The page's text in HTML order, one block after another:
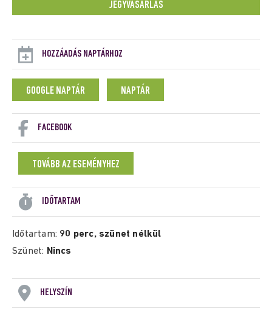
JEGYVÁSÁRLÁS
HOZZÁADÁS NAPTÁRHOZ
GOOGLE NAPTÁR NAPTÁR
FACEBOOK
TOVÁBB AZ ESEMÉNYHEZ
IDŐTARTAM
Időtartam: 90 perc, szünet nélkül
Szünet: Nincs
HELYSZÍN